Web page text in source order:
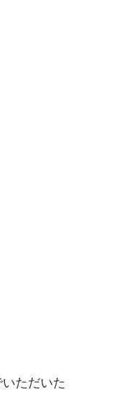
ただいた